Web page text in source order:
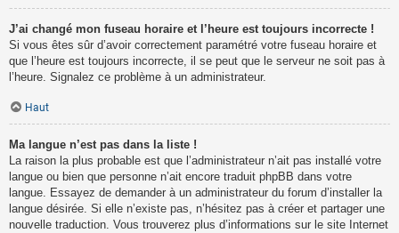
J’ai changé mon fuseau horaire et l’heure est toujours incorrecte !
Si vous êtes sûr d’avoir correctement paramétré votre fuseau horaire et
que l’heure est toujours incorrecte, il se peut que le serveur ne soit pas à
l’heure. Signalez ce problème à un administrateur.
Haut
Ma langue n’est pas dans la liste !
La raison la plus probable est que l’administrateur n’ait pas installé votre
langue ou bien que personne n’ait encore traduit phpBB dans votre
langue. Essayez de demander à un administrateur du forum d’installer la
langue désirée. Si elle n’existe pas, n’hésitez pas à créer et partager une
nouvelle traduction. Vous trouverez plus d’informations sur le site Internet